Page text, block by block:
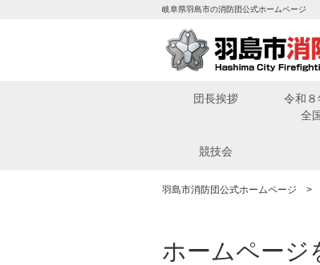
岐阜県羽島市の消防団公式ホームページ
団長挨拶
令和
全
競技会
羽島市消防団公式ホームページ >
ホームページ